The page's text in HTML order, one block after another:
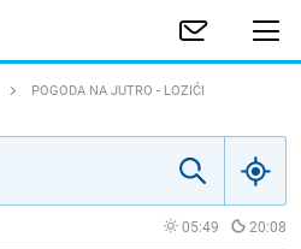
POGODA NA JUTRO - LOZIĆI
05:49 20:08